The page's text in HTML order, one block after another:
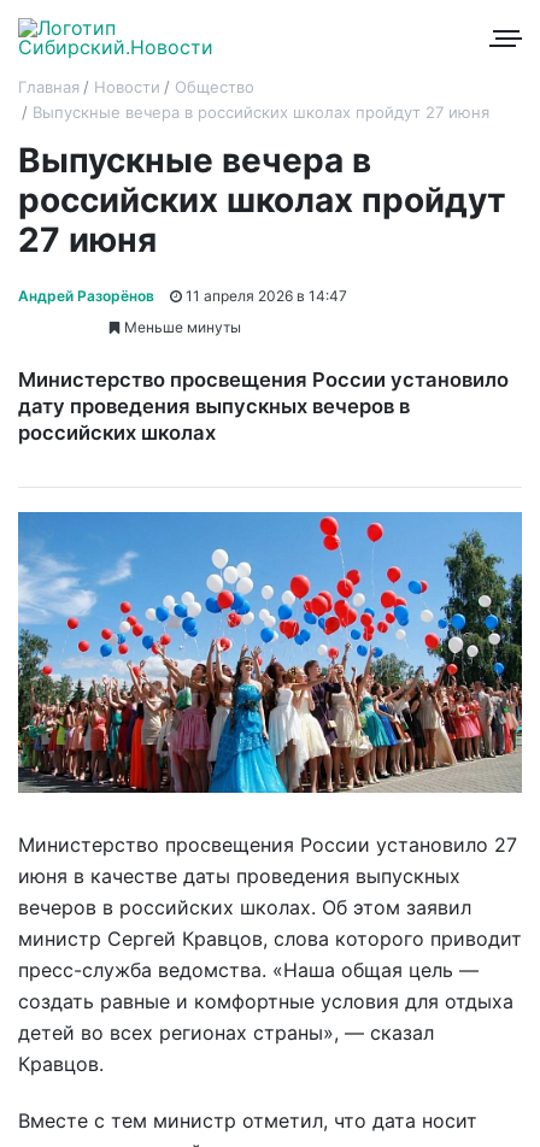
Главная Новости
Общество
Выпускные вечера в российских школах пройдут 27 июня
Выпускные вечера в
российских школах пройдут
27 июня
Андрей Разорёнов
11 апреля 2026 в 14:47
Меньше минуты
Министерство просвещения России установило
дату проведения выпускных вечеров в
российских школах
Министерство просвещения России установило 27
июня в качестве даты проведения выпускных
вечеров в российских школах. Об этом заявил
министр Сергей Кравцов, слова которого приводит
пресс-служба ведомства. «Наша общая цель —
создать равные и комфортные условия для отдыха
детей во всех регионах страны», — сказал
Кравцов.
Вместе с тем министр отметил, что дата носит